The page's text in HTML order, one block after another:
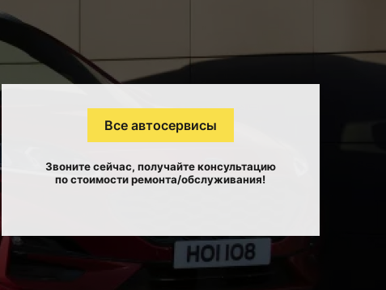
Все автосервисы
Звоните сейчас, получайте консультацию
по стоимости ремонта/обслуживания!